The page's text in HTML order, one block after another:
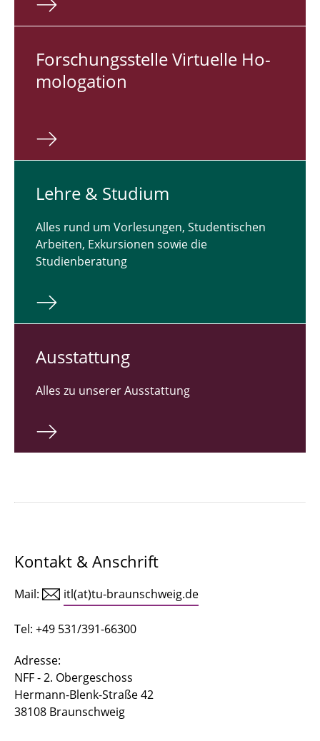
For­schungs­stel­le Vir­tu­el­le Ho­
mo­lo­ga­ti­on
Lehre & Studium
Alles rund um Vorlesungen, Studentischen
Arbeiten, Exkursionen sowie die
Studienberatung
Aus­stat­tung
Alles zu unserer Ausstattung
Kontakt & Anschrift
Mail: itl(at)tu-braunschweig.de
Tel: +49 531/391-66300
Adresse:
NFF - 2. Obergeschoss
Hermann-Blenk-Straße 42
38108 Braunschweig